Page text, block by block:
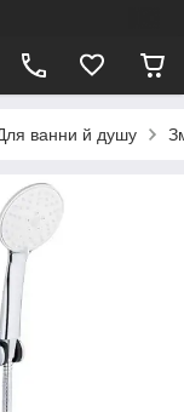
ванни й душу